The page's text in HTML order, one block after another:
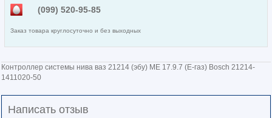
(099) 520-95-85
Заказ товара круглосуточно и без выходных
Контроллер системы нива ваз 21214 (эбу) ME 17.9.7 (Е-газ) Bosch 21214-
1411020-50
Написать отзыв